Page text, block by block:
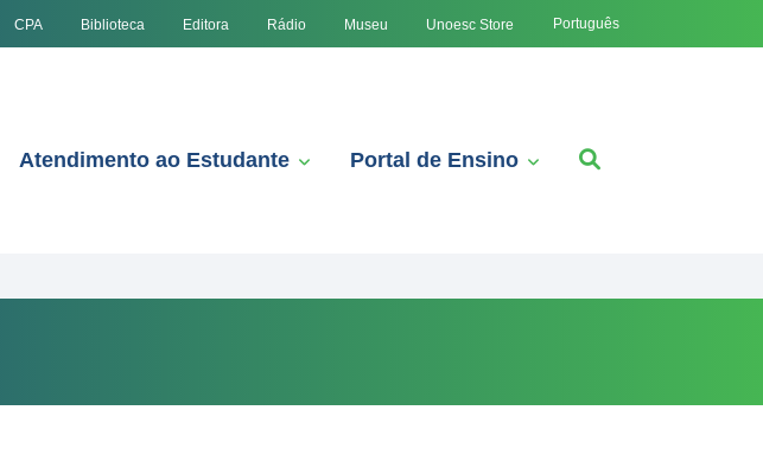
CPA Biblioteca Editora Rádio Museu Unoesc Store Português
Atendimento ao Estudante Portal de Ensino